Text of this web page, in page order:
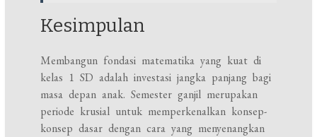
Kesimpulan
Membangun fondasi matematika yang kuat di
kelas 1 SD adalah investasi jangka panjang bagi
masa depan anak. Semester ganjil merupakan
periode krusial untuk memperkenalkan konsep-
konsep dasar dengan cara yang menyenangkan